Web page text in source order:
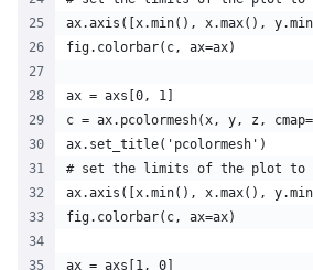
ax.axis([x.min(), x.max(),
fig.colorbar(c, ax=ax)
ax = axs[0, 1]
c = ax.pcolormesh(x, y, z,
ax.set_title('pcolormesh')
# set the limits of the plot to
ax.axis([x.min(), x.max(),
fig.colorbar(c, ax=ax)
ax = axs[1, 0]